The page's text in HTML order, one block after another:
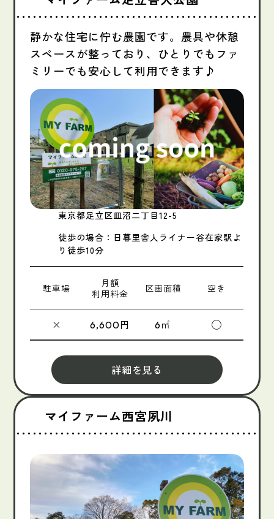
静かな住宅に佇む農園です。農具や休憩
スペースが整っており、ひとりでもファ
ミリーでも安心して利用できます♪
東京都足立区皿沼二丁目12-5
徒歩の場合：日暮里舎人ライナー谷在家駅よ
り徒歩10分
駐車場
月額
利用料金
区画面積 空き
× 6,600円 6㎡ ◯
詳細を見る
マイファーム西宮夙川